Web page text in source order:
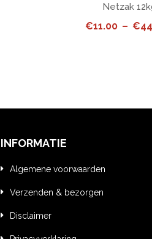
Netzak
€11.00 – €
INFORMATIE
Algemene voorwaarden
Verzenden & bezorgen
Disclaimer